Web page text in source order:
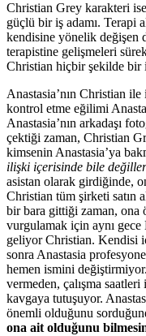
Christian Grey karakteri
güçlü bir iş adamı. Terapi
kendisine yönelik değişen
terapistine gelişmeleri
Christian hiçbir şekilde bir
Anastasia’nın Christian
kontrol etme eğilimi
Anastasia’nın arkadaşı
çektiği zaman, Christian
kimsenin Anastasia’ya
ilişki içerisinde bile
asistan olarak girdiğinde,
Christian tüm şirketi satın
bir bara gittiği zaman,
vurgulamak için aynı gece
geliyor Christian. Kendisi
sonra Anastasia
hemen ismini
vermeden, çalışma
kavgaya tutuşuyor.
önemli olduğunu
ona ait olduğunu